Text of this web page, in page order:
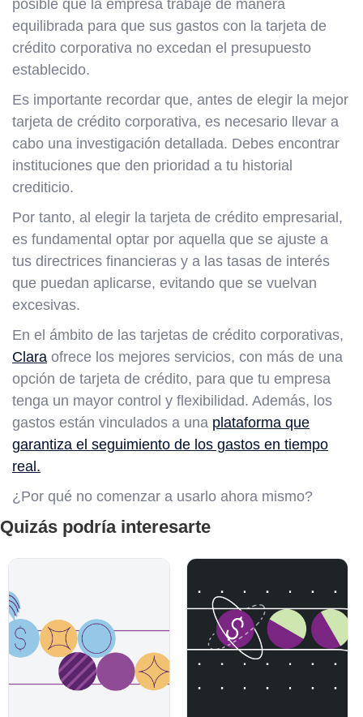
posible que la empresa trabaje de manera
equilibrada para que sus gastos con la tarjeta de
crédito corporativa no excedan el presupuesto
establecido.
Es importante recordar que, antes de elegir la mejor
tarjeta de crédito corporativa, es necesario llevar a
cabo una investigación detallada. Debes encontrar
instituciones que den prioridad a tu historial
crediticio.
Por tanto, al elegir la tarjeta de crédito empresarial,
es fundamental optar por aquella que se ajuste a
tus directrices financieras y a las tasas de interés
que puedan aplicarse, evitando que se vuelvan
excesivas.
En el ámbito de las tarjetas de crédito corporativas,
Clara ofrece los mejores servicios, con más de una
opción de tarjeta de crédito, para que tu empresa
tenga un mayor control y flexibilidad. Además, los
gastos están vinculados a una plataforma que
garantiza el seguimiento de los gastos en tiempo
real.
¿Por qué no comenzar a usarlo ahora mismo?
Quizás podría interesarte